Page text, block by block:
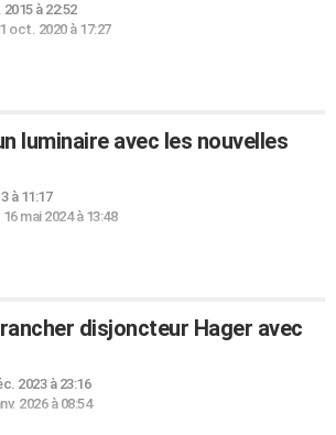
à 22:52
oct. 2020 à 17:27
luminaire avec les nouvelles
à 11:17
16 mai 2024 à 13:48
disjoncteur Hager avec
2023 à 23:16
2026 à 08:54